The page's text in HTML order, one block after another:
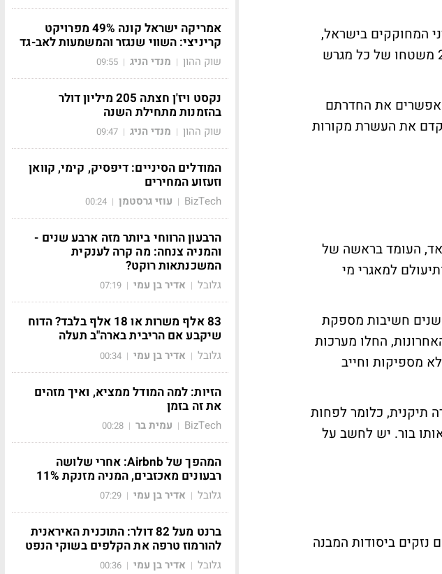
המחוקקים בישראל,
ומתבטאת, בין היתר, בתקנות המשרד להגנת הסביבה, אשר מחייבות להותיר 20% משטחו של כל מגרש
את החדרתם
את העשרת מקורות
העומד בראשה של
למאגרי מי
חשיבות מספקת
החלו מערכות
מספיקות וחייב
תיקנית, כלומר לפחות
בור. יש לחשב על
נזקים ביסודות המבנה
אמריקה ישראל קונה 49% מפרויקט
קריניצי: השווי שנגזר והמשמעות לאב-גד
שוק ההון | מנדי הניג |
09:55
נקסט ויז'ן חצתה 205 מיליון דולר
בהזמנות מתחילת השנה
שוק ההון | מנדי הניג |
09:47
המודלים הסיניים: דיפסיק, קימי, קוואן
וזעזוע המחירים
BizTech
| עוזי גרסטמן |
00:24
הרבעון הרווחי ביותר מזה ארבע שנים -
והמניה צנחה: מה קרה לענקית
המשכנתאות רוקט?
גלובל | אדיר בן עמי |
07:19
83 אלף משרות או 18 אלף בלבד? הדוח
שיקבע אם הריבית בארה"ב תעלה
גלובל | אדיר בן עמי |
00:34
הזיות: למה המודל ממציא, ואיך מזהים
את זה בזמן
BizTech
| עמית בר |
00:28
המהפך של Airbnb: אחרי שלושה
רבעונים מאכזבים, המניה מזנקת 11%
גלובל | אדיר בן עמי |
07:29
ברנט מעל 82 דולר: התוכנית האיראנית
להורמוז טרפה את הקלפים בשוקי הנפט
גלובל | אדיר בן עמי |
00:36